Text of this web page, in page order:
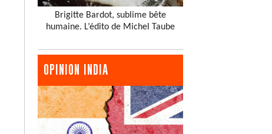
Brigitte Bardot, sublime bête
humaine. L’édito de Michel Taube
OPINION INDIA